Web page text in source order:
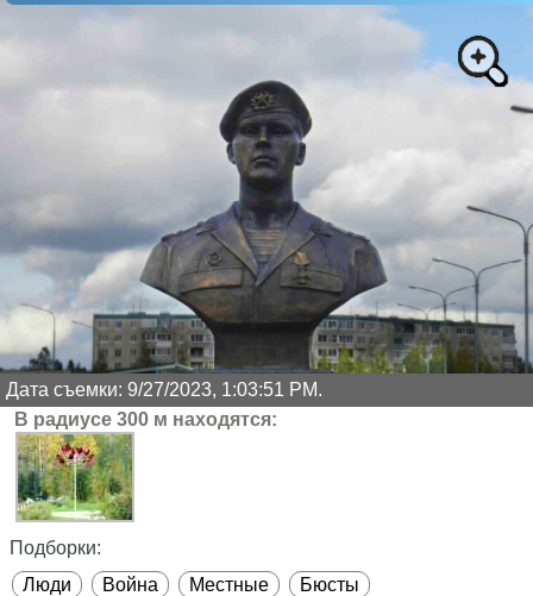
Дата съемки: 9/27/2023, 1:03:51 PM.
В радиусе 300 м находятся:
Подборки:
Люди
Война Местные Бюсты